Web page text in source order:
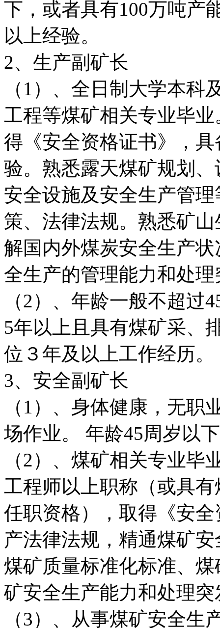
下，或者具有100万吨产
以上经验。
2、生产副矿长
（1）、全日制大学本
工程等煤矿相关专业毕
得《安全资格证书》，
验。熟悉露天煤矿规划
安全设施及安全生产管
策、法律法规。熟悉矿
解国内外煤炭安全生产
全生产的管理能力和处
（2）、年龄一般不超过
5年以上且具有煤矿采、
位３年及以上工作经历。
3、安全副矿长
（1）、身体健康，无
场作业。 年龄45周岁以
（2）、煤矿相关专业
工程师以上职称（或具
任职资格），取得《安
产法律法规，精通煤矿
煤矿质量标准化标准、
矿安全生产能力和处理
（3）、从事煤矿安全生